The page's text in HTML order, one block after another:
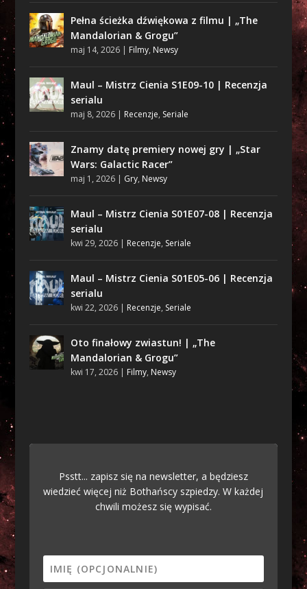
Pełna ścieżka dźwiękowa z filmu | „The
Mandalorian & Grogu”
maj 14, 2026| Filmy, Newsy
Maul – Mistrz Cienia S1E09-10 | Recenzja
serialu
maj 8, 2026| Recenzje, Seriale
Znamy datę premiery nowej gry | „Star
Wars: Galactic Racer”
maj 1, 2026| Gry, Newsy
Maul – Mistrz Cienia S01E07-08 | Recenzja
serialu
kwi 29, 2026| Recenzje, Seriale
Maul – Mistrz Cienia S01E05-06 | Recenzja
serialu
kwi 22, 2026| Recenzje, Seriale
Oto finałowy zwiastun! | „The
Mandalorian & Grogu”
kwi 17, 2026| Filmy, Newsy
Psstt... zapisz się na newsletter, a będziesz
wiedzieć więcej niż Bothańscy szpiedzy. W każdej
chwili możesz się wypisać.